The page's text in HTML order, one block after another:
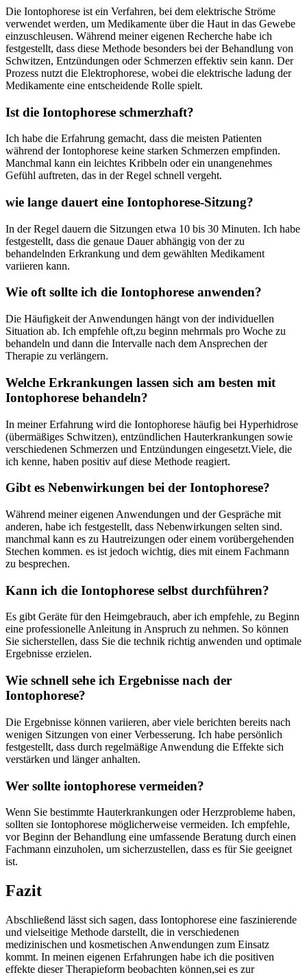
Die ​Iontophorese‍ ist‍ ein Verfahren, bei⁤ dem elektrische Ströme​
verwendet​ werden, um ⁢Medikamente über die Haut in das Gewebe
einzuschleusen.​ Während meiner eigenen Recherche habe ich
festgestellt, ‍dass⁣ diese Methode besonders ⁣bei ‍der Behandlung von
Schwitzen, Entzündungen oder Schmerzen effektiv sein kann. Der
Prozess nutzt die Elektrophorese, wobei die elektrische ladung ​der
Medikamente eine entscheidende Rolle spielt.
Ist die Iontophorese schmerzhaft?
Ich habe​ die Erfahrung gemacht, dass die meisten Patienten
während der Iontophorese keine starken Schmerzen empfinden.
Manchmal kann⁤ ein‍ leichtes Kribbeln ​oder ein ​unangenehmes
‌Gefühl auftreten, das in der Regel schnell vergeht.
wie lange dauert eine Iontophorese-Sitzung?
In der Regel‍ dauern‌ die ⁣Sitzungen⁤ etwa ‍10 bis 30 Minuten. Ich habe
festgestellt, dass ⁣die ⁣genaue Dauer ‍abhängig von ​der zu
behandelnden Erkrankung und dem gewählten Medikament
variieren ‍kann. ‌
Wie oft ​sollte ich die Iontophorese anwenden?
Die⁤ Häufigkeit der Anwendungen hängt ‍von der individuellen
Situation ab. Ich empfehle oft,zu beginn mehrmals pro Woche zu
behandeln und dann die Intervalle nach dem Ansprechen der
Therapie zu verlängern.
Welche Erkrankungen lassen sich am besten mit
Iontophorese behandeln?
In meiner Erfahrung wird die Iontophorese häufig bei Hyperhidrose
(übermäßiges Schwitzen),⁤ entzündlichen Hauterkrankungen sowie
verschiedenen Schmerzen und Entzündungen eingesetzt.Viele, die
⁣ich kenne, ⁤haben positiv auf diese Methode reagiert.
Gibt⁣ es ⁤Nebenwirkungen bei der Iontophorese?
Während meiner eigenen Anwendungen und​ der Gespräche mit‌
anderen, habe‍ ich festgestellt, ​dass Nebenwirkungen⁢ selten sind.
manchmal kann es zu Hautreizungen oder einem vorübergehenden
Stechen‌ kommen. es ist jedoch wichtig, ​dies mit einem Fachmann
zu besprechen.
Kann ich die Iontophorese selbst durchführen?
Es gibt Geräte⁢ für den ⁤Heimgebrauch, ‌aber ich empfehle,⁢ zu Beginn
eine professionelle Anleitung in Anspruch zu ‌nehmen. So können
Sie sicherstellen,⁣ dass Sie die technik richtig ⁣anwenden und optimale
Ergebnisse erzielen.
Wie ‍schnell sehe ich Ergebnisse nach der
Iontophorese?
Die Ergebnisse können variieren, aber viele berichten bereits nach
wenigen Sitzungen von einer Verbesserung. Ich habe persönlich
festgestellt, dass durch regelmäßige Anwendung ⁣die ⁤Effekte sich
verstärken und länger anhalten.
Wer sollte iontophorese ⁢vermeiden?
Wenn Sie⁢ bestimmte Hauterkrankungen oder Herzprobleme haben,
sollten sie Iontophorese möglicherweise vermeiden. Ich ‍empfehle,‍
vor Beginn‍ der Behandlung⁢ eine umfassende Beratung durch⁣ einen
⁢Fachmann einzuholen, um sicherzustellen, dass es für Sie geeignet
ist.
Fazit
Abschließend lässt sich sagen, dass⁢ Iontophorese⁢ eine​ faszinierende
und vielseitige Methode darstellt, die⁢ in verschiedenen
medizinischen und kosmetischen ‌Anwendungen zum Einsatz
kommt. In meinen​ eigenen Erfahrungen ⁢habe​ ich ​die positiven
effekte dieser Therapieform beobachten können,sei es zur⁣